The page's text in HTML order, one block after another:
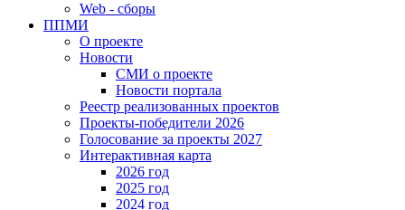
Web - сборы
ППМИ
О проекте
Новости
СМИ о проекте
Новости портала
Реестр реализованных проектов
Проекты-победители 2026
Голосование за проекты 2027
Интерактивная карта
2026 год
2025 год
2024 год